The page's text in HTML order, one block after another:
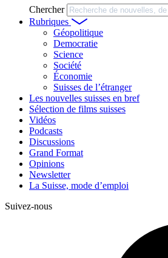
Chercher
Rubriques
Géopolitique
Democratie
Science
Société
Économie
Suisses de l’étranger
Les nouvelles suisses en bref
Sélection de films suisses
Vidéos
Podcasts
Discussions
Grand Format
Opinions
Newsletter
La Suisse, mode d’emploi
Suivez-nous